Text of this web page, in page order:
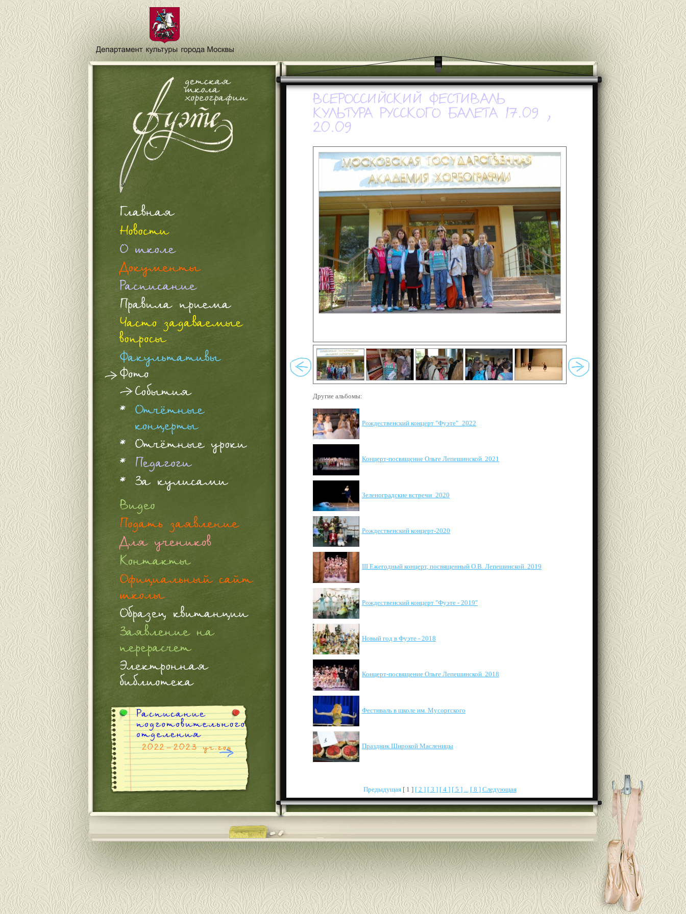
Другие альбомы:
Рождественский концерт "Фуэте"_2022
Концерт-посвящение Ольге Лепешинской. 2021
Зеленоградские встречи_2020
Рождественский концерт-2020
III Ежегодный концерт, посвященный О.В. Лепешинской. 2019
Рождественский концерт "Фуэте - 2019"
Новый год в Фуэте - 2018
Концерт-посвящение Ольге Лепешинской. 2018
Фестиваль в школе им. Мусоргского
Праздник Широкой Масленицы
Предыдущая [ 1 ] [ 2 ] [ 3 ] [ 4 ] [ 5 ] ... [ 8 ] Следующая